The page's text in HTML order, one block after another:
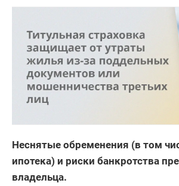
Неснятые обременения (в том
ипотека) и риски банкротства
владельца.